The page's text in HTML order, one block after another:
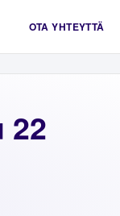
OTA YHTEYTTÄ
22